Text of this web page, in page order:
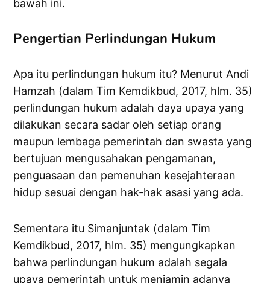
bawah ini.
Pengertian Perlindungan Hukum
Apa itu perlindungan hukum itu? Menurut Andi
Hamzah (dalam Tim Kemdikbud, 2017, hlm. 35)
perlindungan hukum adalah daya upaya yang
dilakukan secara sadar oleh setiap orang
maupun lembaga pemerintah dan swasta yang
bertujuan mengusahakan pengamanan,
penguasaan dan pemenuhan kesejahteraan
hidup sesuai dengan hak-hak asasi yang ada.
Sementara itu Simanjuntak (dalam Tim
Kemdikbud, 2017, hlm. 35) mengungkapkan
bahwa perlindungan hukum adalah segala
upaya pemerintah untuk menjamin adanya